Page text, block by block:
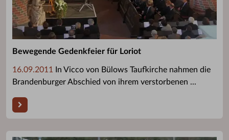
Bewegende Gedenkfeier für Loriot
16.09.2011 In Vicco von Bülows Taufkirche nahmen die
Brandenburger Abschied von ihrem verstorbenen ...